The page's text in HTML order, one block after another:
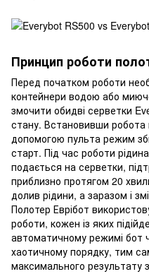
Принцип роботи
Перед початком роботи
контейнери водою або
змочити обидві серветки
стану. Встановивши робота
допомогою пульта режим
старт. Під час роботи
подається на серветки,
приблизно протягом 20
долив рідини, а заразом і
Полотер Еврібот
роботи, кожен із яких
автоматичному режимі бот
хаотичному порядку, тим
максимального результату